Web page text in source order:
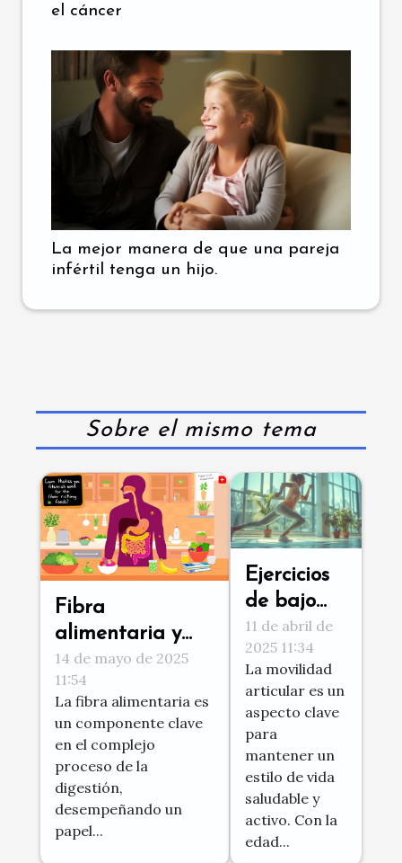
el cáncer
La mejor manera de que una pareja
infértil tenga un hijo.
Sobre el mismo tema
Fibra
alimentaria y
digestión
Relación y
recomendaciones
de consumo
14 de mayo de 2025
11:54
La fibra alimentaria es
un componente clave
en el complejo
proceso de la
digestión,
desempeñando un
papel...
Ejercicios
de bajo
impacto
para
mejorar la
movilidad
articular
11 de abril de
2025 11:34
La movilidad
articular es un
aspecto clave
para
mantener un
estilo de vida
saludable y
activo. Con la
edad...